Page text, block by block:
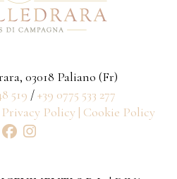
03018 Paliano (Fr)
519 /+39 0775 533 277
Privacy Policy | Cookie Policy